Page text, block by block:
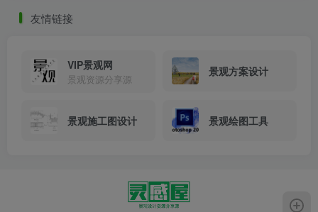
友情链接
VIP景观网
景观资源分享源
景观方案设计
景观施工图设计 景观绘图工具